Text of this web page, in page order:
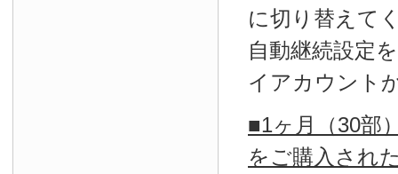
に切り替えて
自動継続設定
イアカウント
■1ヶ月（30部
をご購入され